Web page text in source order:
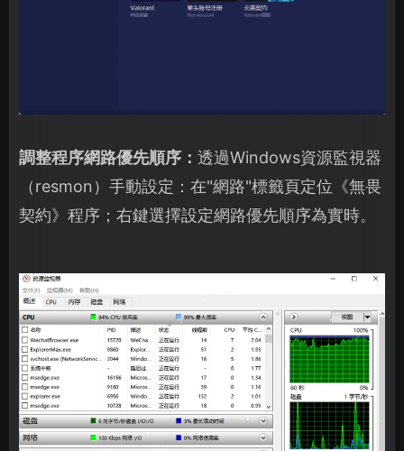
調整程序網路優先順序： 透過Windows資源監視器
（resmon）手動設定：在"網路"標籤頁定位《無畏
契約》程序；右鍵選擇設定網路優先順序為實時。